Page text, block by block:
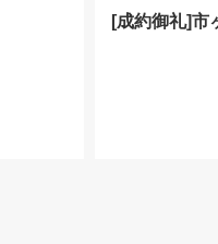
[成約御礼]市